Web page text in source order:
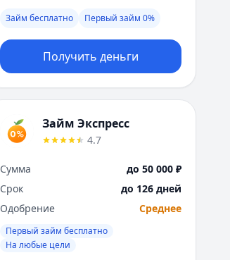
Займ бесплатно Первый займ 0%
Получить деньги
Займ Экспресс
4.7
Сумма
до 50 000 ₽
Срок
до 126 дней
Одобрение
Среднее
Первый займ бесплатно
На любые цели